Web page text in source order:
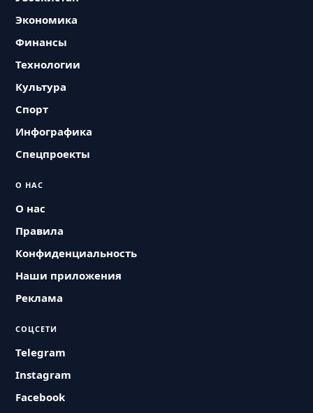
Экономика
Финансы
Технологии
Культура
Спорт
Инфографика
Спецпроекты
О НАС
О нас
Правила
Конфиденциальность
Наши приложения
Реклама
СОЦСЕТИ
Telegram
Instagram
Facebook